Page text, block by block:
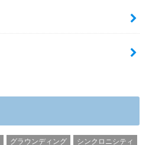
グラウンディング シンクロニシティ